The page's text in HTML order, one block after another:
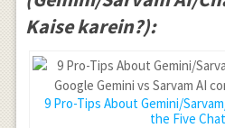
AI (India)} &
\text{Open AI}
\\ \text{लाॅन्च
वर्ष} &
\text{2023} &
\text{2023-24}
Kaise karein?):
9 Pro-Tips About Gemini/
the Five